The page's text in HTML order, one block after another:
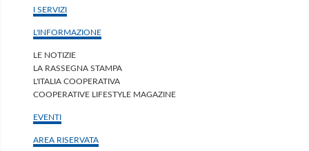
I SERVIZI
L'INFORMAZIONE
LE NOTIZIE
LA RASSEGNA STAMPA
L'ITALIA COOPERATIVA
COOPERATIVE LIFESTYLE MAGAZINE
EVENTI
AREA RISERVATA